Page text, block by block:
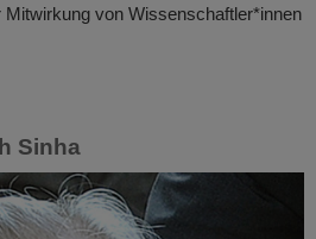
Mitwirkung von Wissenschaftler*innen
Sinha